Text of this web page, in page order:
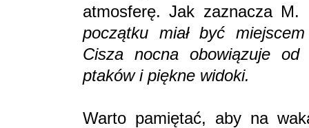
atmosferę. Jak zaznacza
początku miał być
Cisza nocna obowiązuje
ptaków i piękne widoki.
Warto pamiętać, aby na